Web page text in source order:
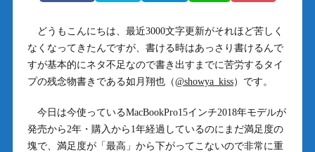
どうもこんにちは、最近3000文字更新がそれほど苦しく
なくなってきたんですが、書ける時はあっさり書けるんで
すが基本的にネタ不足なので書き出すまでに苦労するタイ
プの残念物書きである如月翔也（@showya_kiss）です。
今日は今使っているMacBookPro15インチ2018年モデルが
発売から2年・購入から1年経過しているのにまだ満足度の
塊で、満足度が「最高」から下がってこないので非常に重